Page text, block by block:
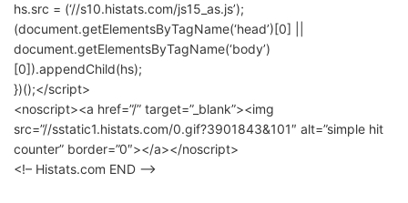
hs.src = (‘//s10.histats.com/js15_as.js’);
(document.getElementsByTagName(‘head’)[0] ||
document.getElementsByTagName(‘body’)
[0]).appendChild(hs);
})();</script>
<noscript><a href=”/” target=”_blank”><img
src=”//sstatic1.histats.com/0.gif?3901843&101″ alt=”simple hit
counter” border=”0″></a></noscript>
<!– Histats.com END –>